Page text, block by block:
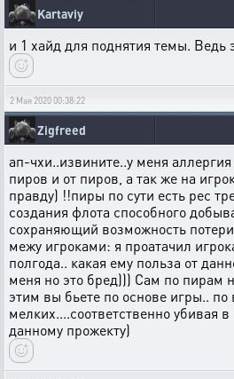
Kartaviy
и 1 хайд для поднятия темы. Ведь
2 Мая 2020 00:38:22
Zigfreed
ап-чхи..извините..у меня
пиров и от пиров, а так же на
правду) !!пиры по сути есть рес
создания флота способного
сохраняющий возможность
межу игроками: я проатачил
полгода.. какая ему польза от
меня но это бред))) Сам по пирам
этим вы бьете по основе игры.. по
мелких....соответственно убивая
данному прожекту)